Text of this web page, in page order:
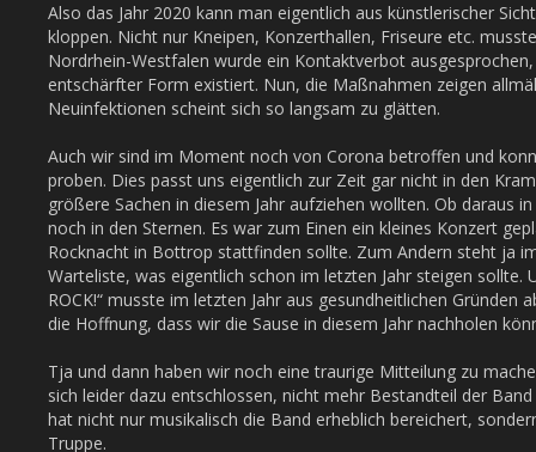
Also das Jahr 2020 kann man eigentlich aus künstlerischer
kloppen. Nicht nur Kneipen, Konzerthallen, Friseure etc.
Nordrhein-Westfalen wurde ein Kontaktverbot
entschärfter Form existiert. Nun, die Maßnahmen zeigen
Neuinfektionen scheint sich so langsam zu glätten.
Auch wir sind im Moment noch von Corona betroffen und
proben. Dies passt uns eigentlich zur Zeit gar nicht in den
größere Sachen in diesem Jahr aufziehen wollten. Ob daraus
noch in den Sternen. Es war zum Einen ein kleines Konzert
Rocknacht in Bottrop stattfinden sollte. Zum Andern steht ja
Warteliste, was eigentlich schon im letzten Jahr steigen sollte.
ROCK!“ musste im letzten Jahr aus gesundheitlichen
die Hoffnung, dass wir die Sause in diesem Jahr nachholen
Tja und dann haben wir noch eine traurige Mitteilung zu
sich leider dazu entschlossen, nicht mehr Bestandteil der
hat nicht nur musikalisch die Band erheblich bereichert,
Truppe.